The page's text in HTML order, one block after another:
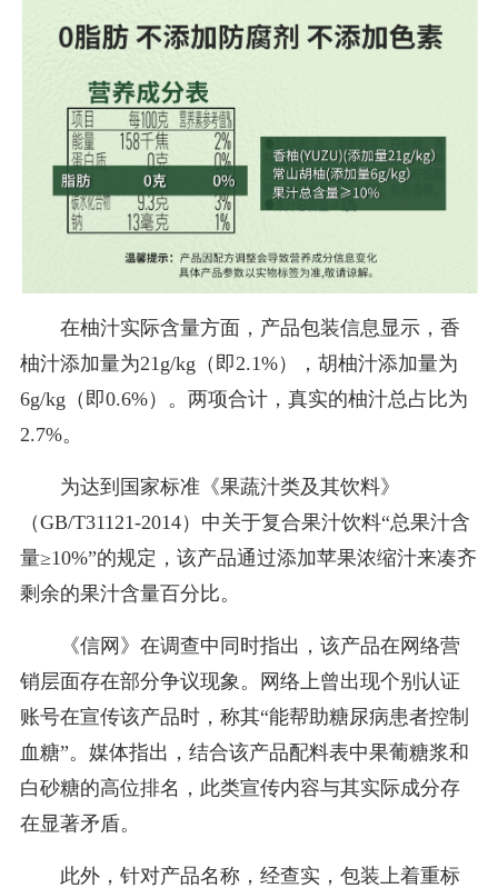
在柚汁实际含量方面，产品包装信息显示，香
柚汁添加量为21g/kg（即2.1%），胡柚汁添加量为
6g/kg（即0.6%）。两项合计，真实的柚汁总占比为
2.7%。
为达到国家标准《果蔬汁类及其饮料》
（GB/T31121-2014）中关于复合果汁饮料“总果汁含
量≥10%”的规定，该产品通过添加苹果浓缩汁来凑齐
剩余的果汁含量百分比。
《信网》在调查中同时指出，该产品在网络营
销层面存在部分争议现象。网络上曾出现个别认证
账号在宣传该产品时，称其“能帮助糖尿病患者控制
血糖”。媒体指出，结合该产品配料表中果葡糖浆和
白砂糖的高位排名，此类宣传内容与其实际成分存
在显著矛盾。
此外，针对产品名称，经查实，包装上着重标